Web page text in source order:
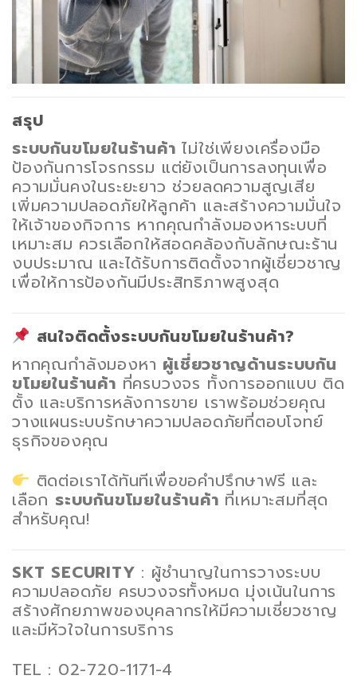
สรุป
ระบบกันขโมยในร้านค้า ไม่ใช่เพียงเครื่องมือ
ป้องกันการโจรกรรม แต่ยังเป็นการลงทุนเพื่อ
ความมั่นคงในระยะยาว ช่วยลดความสูญเสีย
เพิ่มความปลอดภัยให้ลูกค้า และสร้างความมั่นใจ
ให้เจ้าของกิจการ หากคุณกำลังมองหาระบบที่
เหมาะสม ควรเลือกให้สอดคล้องกับลักษณะร้าน
งบประมาณ และได้รับการติดตั้งจากผู้เชี่ยวชาญ
เพื่อให้การป้องกันมีประสิทธิภาพสูงสุด
สนใจติดตั้งระบบกันขโมยในร้านค้า?
หากคุณกำลังมองหา ผู้เชี่ยวชาญด้านระบบกัน
ขโมยในร้านค้า ที่ครบวงจร ทั้งการออกแบบ ติด
ตั้ง และบริการหลังการขาย เราพร้อมช่วยคุณ
วางแผนระบบรักษาความปลอดภัยที่ตอบโจทย์
ธุรกิจของคุณ
ติดต่อเราได้ทันทีเพื่อขอคำปรึกษาฟรี และ
เลือก ระบบกันขโมยในร้านค้า ที่เหมาะสมที่สุด
สำหรับคุณ!
SKT SECURITY : ผู้ชำนาญในการวางระบบ
ความปลอดภัย ครบวงจรทั้งหมด มุ่งเน้นในการ
สร้างศักยภาพของบุคลากรให้มีความเชี่ยวชาญ
และมีหัวใจในการบริการ
TEL : 02-720-1171-4